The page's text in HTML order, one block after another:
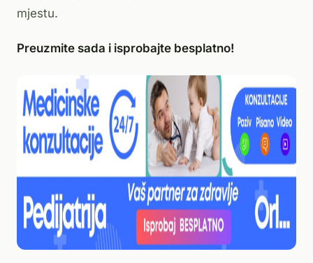
mjestu.
Preuzmite sada i isprobajte besplatno!